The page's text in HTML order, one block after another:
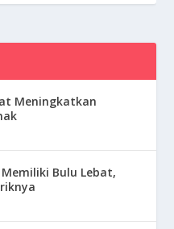
Meningkatkan
Bulu Lebat,